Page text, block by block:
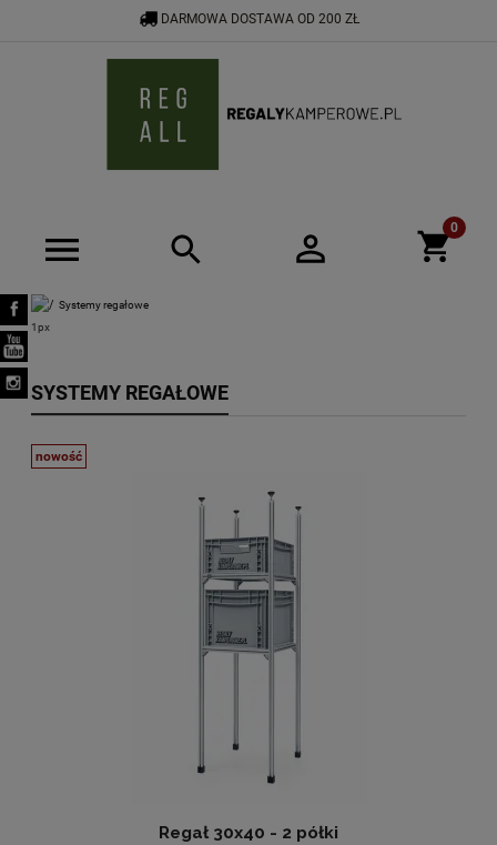
Systemy regałowe
DARMOWA DOSTAWA OD 200 ZŁ
SYSTEMY REGAŁOWE
Regał 30x40 - 2 półki
nowość